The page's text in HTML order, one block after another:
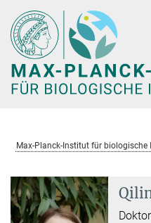
Hauptinhalt
Max-Planck-Institut für biologische